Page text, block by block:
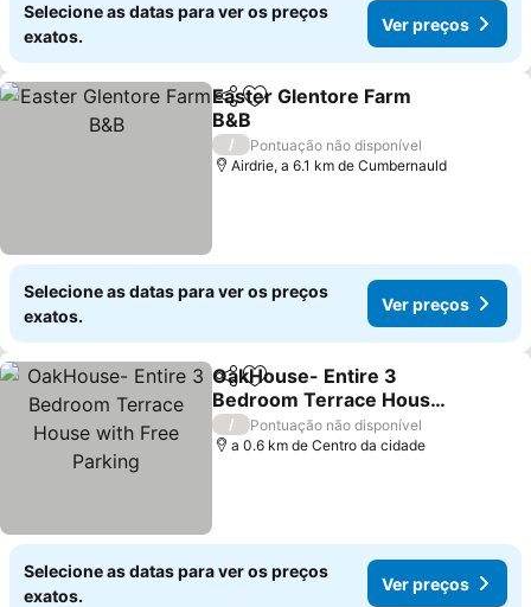
Selecione as datas para ver os preços
exatos.
Ver preços
PartilharAdicionar aos favoritos
Easter Glentore Farm
B&B
Ver preços
/
Pontuação não disponível
Airdrie, a 6.1 km de Cumbernauld
Selecione as datas para ver os preços
exatos.
Ver preços
PartilharAdicionar aos favoritos
OakHouse- Entire 3
Bedroom Terrace House
with Free Parking
Ver preços
/
Pontuação não disponível
a 0.6 km de Centro da cidade
Selecione as datas para ver os preços
exatos.
Ver preços